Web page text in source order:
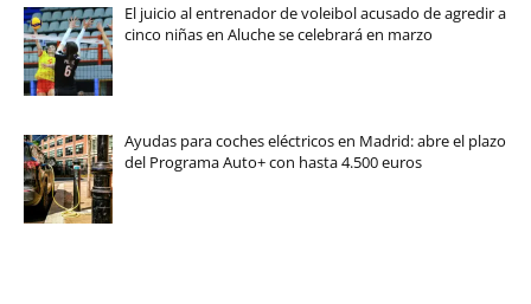
El juicio al entrenador de voleibol acusado de agredir a
cinco niñas en Aluche se celebrará en marzo
Ayudas para coches eléctricos en Madrid: abre el plazo
del Programa Auto+ con hasta 4.500 euros